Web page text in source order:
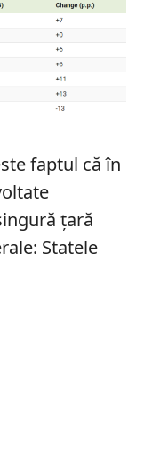
faptul că în
țară
Statele